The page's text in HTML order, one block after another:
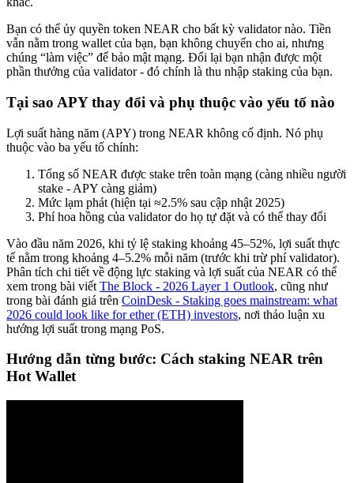
Bạn có thể ủy quyền token NEAR cho bất kỳ validator nào. Tiền
vẫn nằm trong wallet của bạn, bạn không chuyển cho ai, nhưng
chúng “làm việc” để bảo mật mạng. Đổi lại bạn nhận được một
phần thưởng của validator - đó chính là thu nhập staking của bạn.
Tại sao APY thay đổi và phụ thuộc vào yếu tố nào
Lợi suất hàng năm (APY) trong NEAR không cố định. Nó phụ
thuộc vào ba yếu tố chính:
Tổng số NEAR được stake trên toàn mạng (càng nhiều người
stake - APY càng giảm)
Mức lạm phát (hiện tại ≈2.5% sau cập nhật 2025)
Phí hoa hồng của validator do họ tự đặt và có thể thay đổi
Vào đầu năm 2026, khi tỷ lệ staking khoảng 45–52%, lợi suất thực
tế nằm trong khoảng 4–5.2% mỗi năm (trước khi trừ phí validator).
Phân tích chi tiết về động lực staking và lợi suất của NEAR có thể
xem trong bài viết The Block - 2026 Layer 1 Outlook, cũng như
trong bài đánh giá trên CoinDesk - Staking goes mainstream: what
2026 could look like for ether (ETH) investors, nơi thảo luận xu
hướng lợi suất trong mạng PoS.
Hướng dẫn từng bước: Cách staking NEAR trên
Hot Wallet